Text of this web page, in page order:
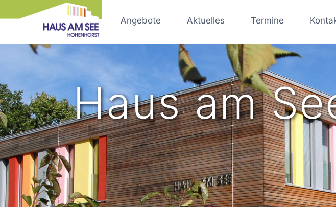
Inhalt
Angebote Aktuelles Termine
Haus am